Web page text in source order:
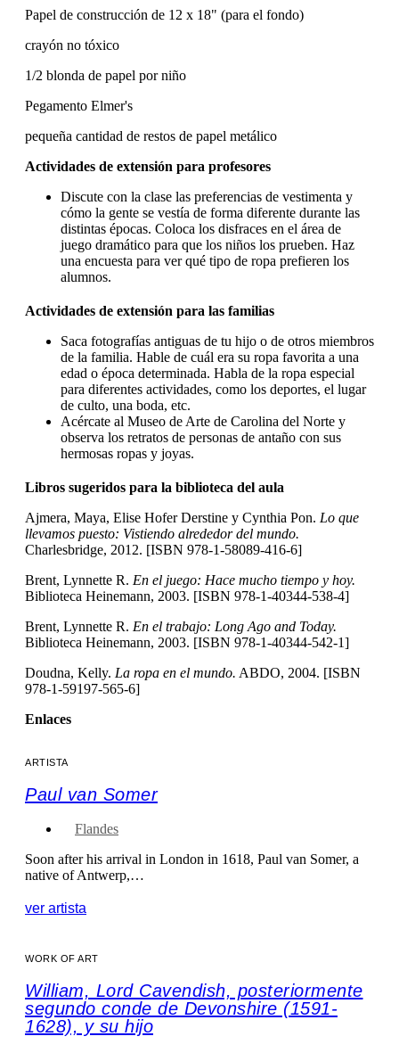
Papel de construcción de 12 x 18" (para el fondo)
crayón no tóxico
1/2 blonda de papel por niño
Pegamento Elmer's
pequeña cantidad de restos de papel metálico
Actividades de extensión para profesores
Discute con la clase las preferencias de vestimenta y
cómo la gente se vestía de forma diferente durante las
distintas épocas. Coloca los disfraces en el área de
juego dramático para que los niños los prueben. Haz
una encuesta para ver qué tipo de ropa prefieren los
alumnos.
Actividades de extensión para las familias
Saca fotografías antiguas de tu hijo o de otros miembros
de la familia. Hable de cuál era su ropa favorita a una
edad o época determinada. Habla de la ropa especial
para diferentes actividades, como los deportes, el lugar
de culto, una boda, etc.
Acércate al Museo de Arte de Carolina del Norte y
observa los retratos de personas de antaño con sus
hermosas ropas y joyas.
Libros sugeridos para la biblioteca del aula
Ajmera, Maya, Elise Hofer Derstine y Cynthia Pon. Lo que
llevamos puesto: Vistiendo alrededor del mundo.
Charlesbridge, 2012. [ISBN 978-1-58089-416-6]
Brent, Lynnette R. En el juego: Hace mucho tiempo y hoy.
Biblioteca Heinemann, 2003. [ISBN 978-1-40344-538-4]
Brent, Lynnette R. En el trabajo: Long Ago and Today.
Biblioteca Heinemann, 2003. [ISBN 978-1-40344-542-1]
Doudna, Kelly. La ropa en el mundo. ABDO, 2004. [ISBN
978-1-59197-565-6]
Enlaces
ARTISTA
Paul van Somer
Flandes
Soon after his arrival in London in 1618, Paul van Somer, a
native of Antwerp,…
ver artista
WORK OF ART
William, Lord Cavendish, posteriormente
segundo conde de Devonshire (1591-
1628), y su hijo